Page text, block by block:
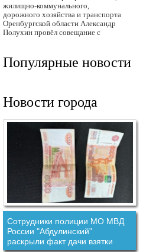
Александр Полухин провёл
совещание с главами
муниципальных образований
региона
жилищно-коммунального,
дорожного хозяйства и транспорта
Оренбургской области Александр
Полухин провёл совещание с
Популярные новости
Новости города
Сотрудники полиции МО МВД
России "Абдулинский"
раскрыли факт дачи взятки